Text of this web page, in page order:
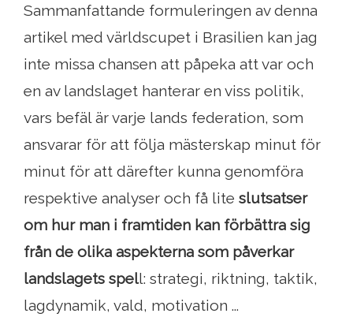
Sammanfattande formuleringen av denna
artikel med världscupet i Brasilien kan jag
inte missa chansen att påpeka att var och
en av landslaget hanterar en viss politik,
vars befäl är varje lands federation, som
ansvarar för att följa mästerskap minut för
minut för att därefter kunna genomföra
respektive analyser och få lite slutsatser
om hur man i framtiden kan förbättra sig
från de olika aspekterna som påverkar
landslagets spell: strategi, riktning, taktik,
lagdynamik, vald, motivation ...